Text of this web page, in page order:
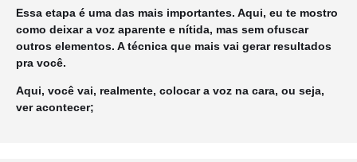
Essa etapa é uma das mais importantes. Aqui, eu te mostro
como deixar a voz aparente e nítida, mas sem ofuscar
outros elementos. A técnica que mais vai gerar resultados
pra você.
Aqui, você vai, realmente, colocar a voz na cara, ou seja,
ver acontecer;